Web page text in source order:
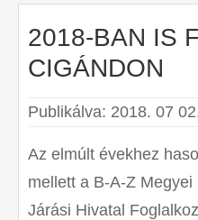
2018-BAN IS
CIGÁNDON
Publikálva: 2018. 07
Az elmúlt évekhez
mellett a B-A-Z
Járási Hivatal